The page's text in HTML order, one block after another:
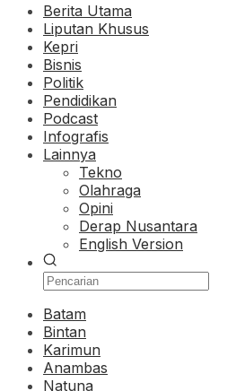
Berita Utama
Liputan Khusus
Kepri
Bisnis
Politik
Pendidikan
Podcast
Infografis
Lainnya
Tekno
Olahraga
Opini
Derap Nusantara
English Version
Batam
Bintan
Karimun
Anambas
Natuna